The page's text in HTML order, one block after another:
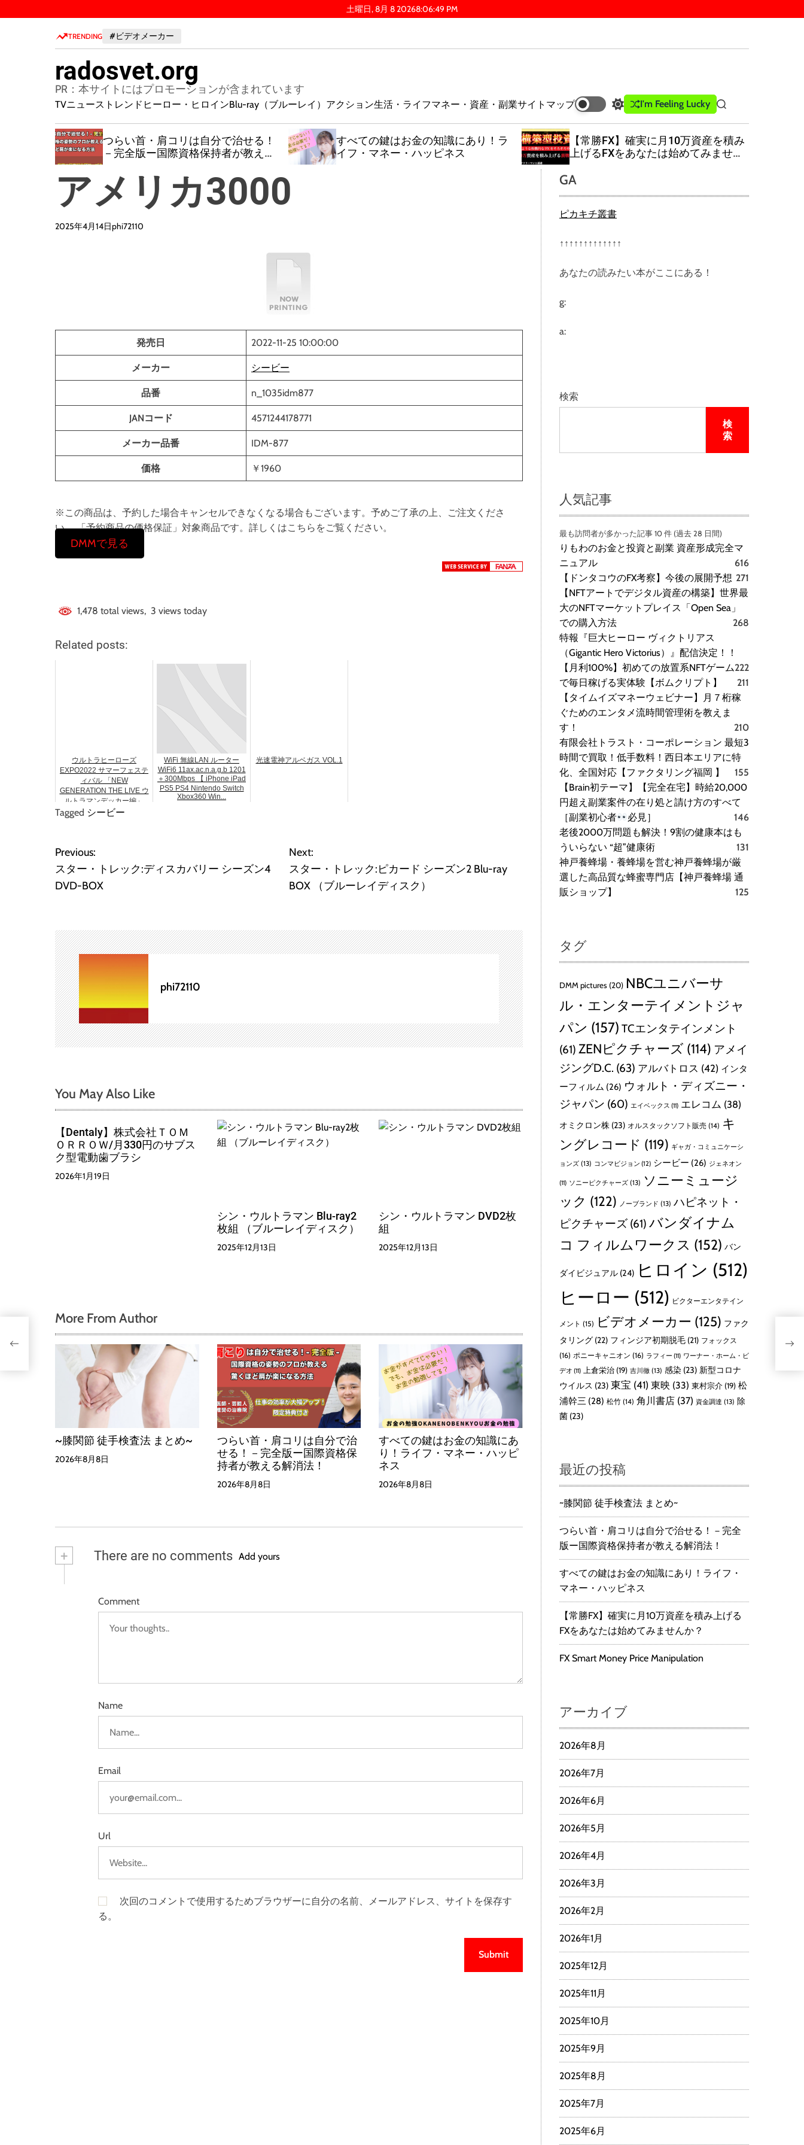
k
土曜日, 8月 8 20268:06:50 PM
TRENDING #ビデオメーカー
radosvet.org
PR：本サイトにはプロモーションが含まれています
TVニューストレンド ヒーロー・ヒロインBlu-ray（ブルーレイ） アクション生活・ライフマネー・資産・副業サイトマップ
S
w
i
t
c
o
o
m
e
I'm Feeling Lucky
S
e
r
c
つらい首・肩コリは自分で治せる！
－完全版ー国際資格保持者が教える
すべての鍵はお金の知識にあり！ラ
イフ・マネー・ハッピネス
【常勝FX】確実に月10万資産を積み
上げるFXをあなたは始めてみません
アメリカ3000
2025年4月14日phi72110
発売日 2022-11-25 10:00:00
メーカー シービー
品番 n_1035idm877
JANコード 4571244178771
メーカー品番 IDM-877
価格 ￥1960
※この商品は、予約した場合キャンセルできなくなる場合もございます。予めご了承の上、ご注文くださ
い。 「予約商品の価格保証」対象商品です。詳しくはこちらをご覧ください。
DMMで見る
1,478 total views, 3 views today
Related posts:
ウルトラヒーローズ
EXPO2022 サマーフェステ
ィバル 「NEW
GENERATION THE LIVE ウ
ルトラマンデッカー編」
WiFi 無線LAN ルーター
WiFi6 11ax.ac.n.a.g.b 1201
＋300Mbps 【 iPhone iPad
PS5 PS4 Nintendo Switch
Xbox360 Win...
光速電神アルベガス VOL.1
Tagged シービー
投
稿
ビ
ゲ
ー
シ
ョ
Previous:
スター・トレック:ディスカバリー シーズン4
DVD-BOX
Next:
スター・トレック:ピカード シーズン2 Blu-ray
BOX （ブルーレイディスク）
phi72110
You May Also Like
【Dentaly】株式会社ＴＯＭ
ＯＲＲＯＷ/月330円のサブス
ク型電動歯ブラシ
2026年1月19日
シン・ウルトラマン Blu-ray2
枚組 （ブルーレイディスク）
2025年12月13日
シン・ウルトラマン DVD2枚
組
2025年12月13日
More From Author
~膝関節 徒手検査法 まとめ~
2026年8月8日
つらい首・肩コリは自分で治
せる！－完全版ー国際資格保
持者が教える解消法！
2026年8月8日
すべての鍵はお金の知識にあ
り！ライフ・マネー・ハッピ
ネス
2026年8月8日
+ There are no comments Add yours
Comment
Name
Email
Url
次回のコメントで使用するためブラウザーに自分の名前、メールアドレス、サイトを保存す
る。
GA
ピカキチ叢書
↑↑↑↑↑↑↑↑↑↑↑↑↑
あなたの読みたい本がここにある！
g:
a:
検索
検
索
人気記事
最も訪問者が多かった記事 10 件 (過去 28 日間)
りもわのお金と投資と副業 資産形成完全マ
ニュアル
616
【ドンタコウのFX考察】今後の展開予想 271
【NFTアートでデジタル資産の構築】世界最
大のNFTマーケットプレイス「Open Sea」
での購入方法
268
特報『巨大ヒーロー ヴィクトリアス
（Gigantic Hero Victorius）』配信決定！！
222
【月利100%】初めての放置系NFTゲーム
で毎日稼げる実体験【ボムクリプト】
211
【タイムイズマネーウェビナー】月７桁稼
ぐためのエンタメ流時間管理術を教えま
す！
210
有限会社トラスト・コーポレーション 最短3
時間で買取！低手数料！西日本エリアに特
化、全国対応【ファクタリング福岡 】
155
【Brain初テーマ】【完全在宅】時給20,000
円超え副業案件の在り処と請け方のすべて
［副業初心者
必見］
146
老後2000万問題も解決！9割の健康本はも
ういらない “超”健康術
131
神戸養蜂場・養蜂場を営む神戸養蜂場が厳
選した高品質な蜂蜜専門店【神戸養蜂場 通
販ショップ】
125
タグ
DMM pictures (20) NBCユニバーサ
ル・エンターテイメントジャ
パン (157) TCエンタテインメント
(61) ZENピクチャーズ (114) アメイ
ジングD.C. (63) アルバトロス (42) インタ
ーフィルム (26) ウォルト・ディズニー・
ジャパン (60) エイベックス (11) エレコム (38)
オミクロン株 (23) オルスタックソフト販売 (14) キ
ングレコード (119) ギャガ・コミュニケーシ
ョンズ (13) コンマビジョン (12) シービー (26) ジェネオン
(11) ソニーピクチャーズ (13) ソニーミュージ
ック (122) ノーブランド (13) ハピネット・
ピクチャーズ (61) バンダイナム
コ フィルムワークス (152) バン
ダイビジュアル (24) ヒロイン (512)
ヒーロー (512) ビクターエンタテイン
メント (15) ビデオメーカー (125) ファク
タリング (22) フィンジア初期脱毛 (21) フォックス
(16) ポニーキャニオン (16) ラフィー (11) ワーナー・ホーム・ビ
デオ (11) 上倉栄治 (19) 吉川徹 (13) 感染 (23) 新型コロナ
ウイルス (23) 東宝 (41) 東映 (33) 東村宗介 (19) 松
浦幹三 (28) 松竹 (14) 角川書店 (37) 資金調達 (13) 除
菌 (23)
最近の投稿
~膝関節 徒手検査法 まとめ~
つらい首・肩コリは自分で治せる！－完全
版ー国際資格保持者が教える解消法！
すべての鍵はお金の知識にあり！ライフ・
マネー・ハッピネス
【常勝FX】確実に月10万資産を積み上げる
FXをあなたは始めてみませんか？
FX Smart Money Price Manipulation
アーカイブ
2026年8月
2026年7月
2026年6月
2026年5月
2026年4月
2026年3月
2026年2月
2026年1月
2025年12月
2025年11月
2025年10月
2025年9月
2025年8月
2025年7月
2025年6月
ン2